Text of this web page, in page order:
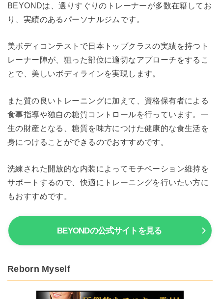
BEYONDは、選りすぐりのトレーナーが多数在籍してお
り、実績のあるパーソナルジムです。
美ボディコンテストで日本トップクラスの実績を持つト
レーナー陣が、狙った部位に適切なアプローチをするこ
とで、美しいボディラインを実現します。
また質の良いトレーニングに加えて、資格保有者による
食事指導や独自の糖質コントロールを行っています。一
生の財産となる、糖質を味方につけた健康的な食生活を
身につけることができるのでおすすめです。
洗練された開放的な内装によってモチベーション維持を
サポートするので、快適にトレーニングを行いたい方に
もおすすめです。
BEYONDの公式サイトを見る
Reborn Myself